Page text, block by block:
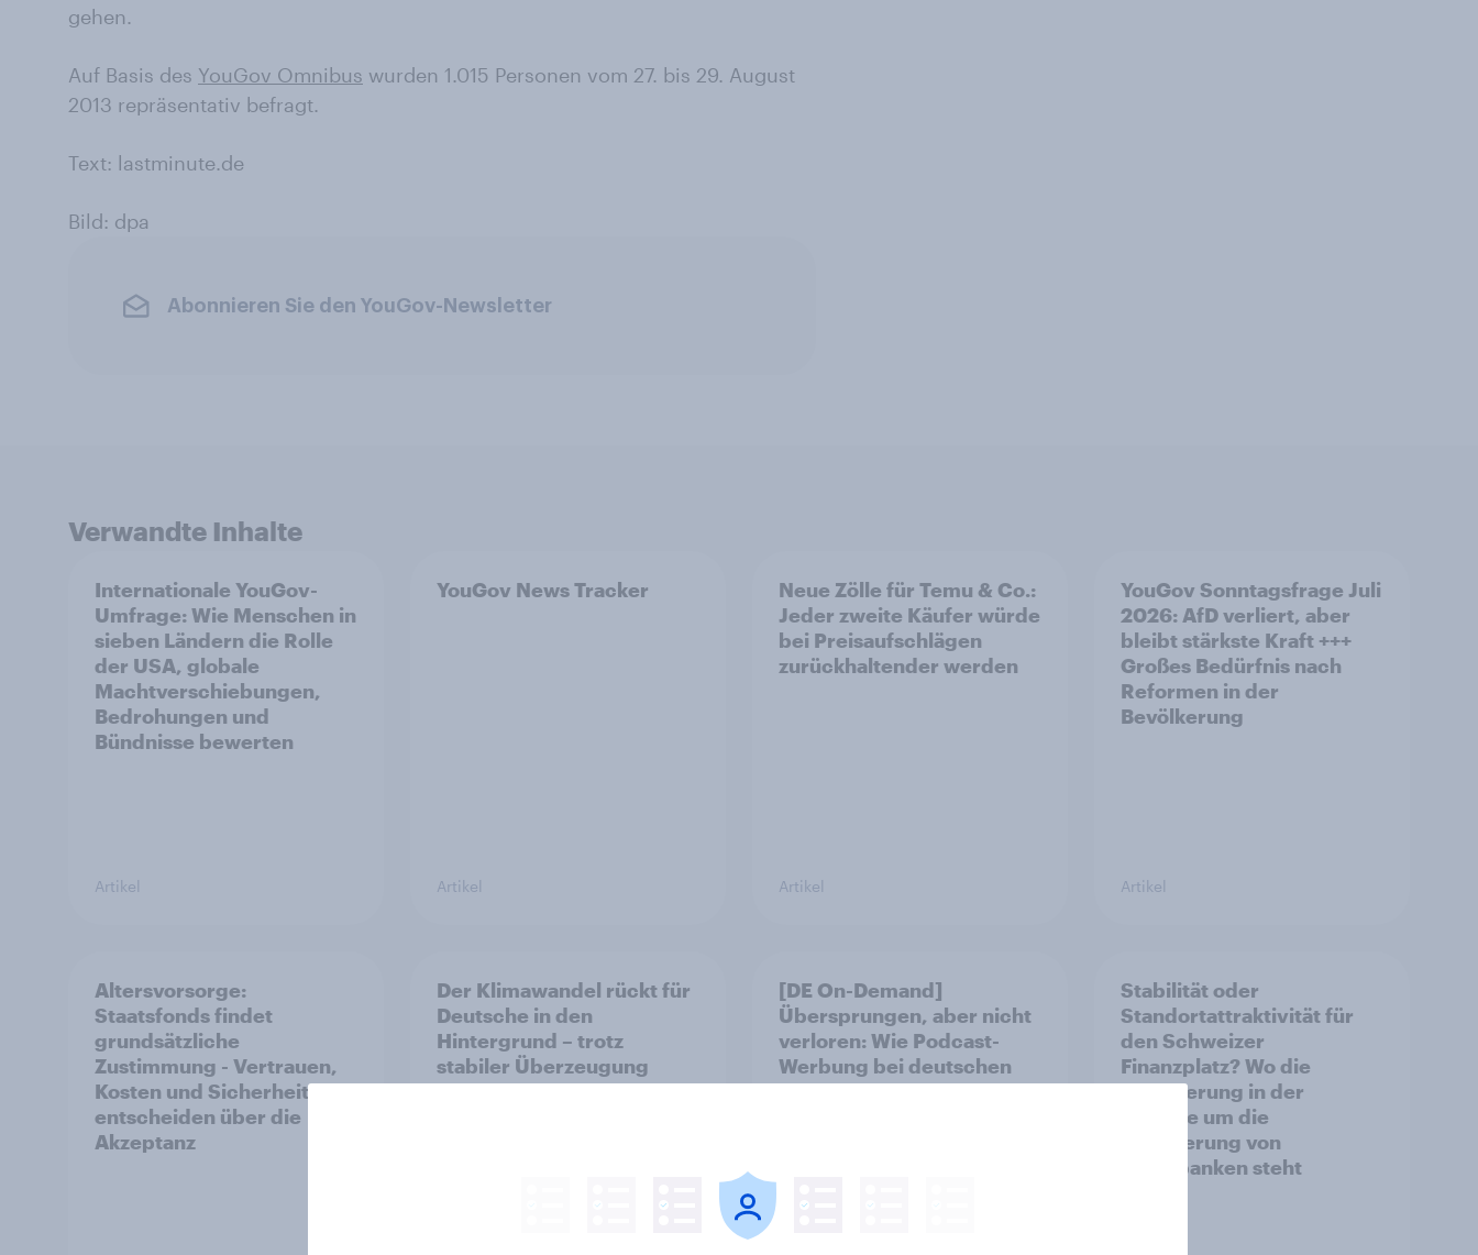
gehen.
Auf Basis des YouGov Omnibus wurden 1.015 Personen vom 27. bis 29. August
2013 repräsentativ befragt.
Text: lastminute.de
Bild: dpa
Abonnieren Sie den YouGov-Newsletter
Verwandte Inhalte
Internationale YouGov-
Umfrage: Wie Menschen in
sieben Ländern die Rolle
der USA, globale
Machtverschiebungen,
Bedrohungen und
Bündnisse bewerten
Artikel
YouGov News Tracker
Artikel
Neue Zölle für Temu & Co.:
Jeder zweite Käufer würde
bei Preisaufschlägen
zurückhaltender werden
Artikel
YouGov Sonntagsfrage Juli
2026: AfD verliert, aber
bleibt stärkste Kraft +++
Großes Bedürfnis nach
Reformen in der
Bevölkerung
Artikel
Altersvorsorge:
Staatsfonds findet
grundsätzliche
Zustimmung - Vertrauen,
Kosten und Sicherheit
entscheiden über die
Akzeptanz
Der Klimawandel rückt für
Deutsche in den
Hintergrund – trotz
stabiler Überzeugung
[DE On-Demand]
Übersprungen, aber nicht
verloren: Wie Podcast-
Werbung bei deutschen
Konsumenten wirkt.
Stabilität oder
Standortattraktivität für
den Schweizer
Finanzplatz? Wo die
Bevölkerung in der
Debatte um die
Regulierung von
Grossbanken steht